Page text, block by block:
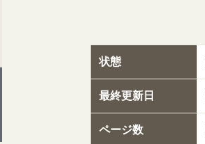
状態
最終更新日
ページ数